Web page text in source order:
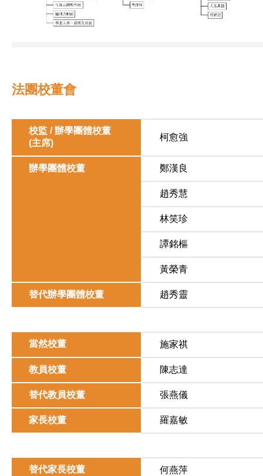
法團校董會
校監 / 辦學團體校董
(主席)
柯愈強
辦學團體校董 鄭漢良
趙秀慧
林笑珍
譚銘樞
黃榮青
替代辦學團體校董 趙秀靈
當然校董 施家祺
教員校董 陳志達
替代教員校董 張燕儀
家長校董 羅嘉敏
替代家長校董 何燕萍